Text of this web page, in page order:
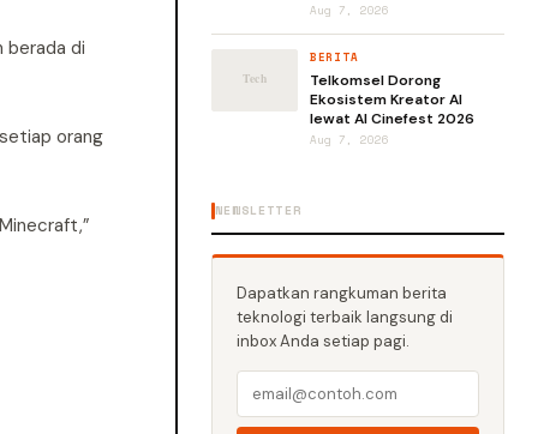
berada di
orang
Aug 7, 2026
BERITA
Telkomsel Dorong
Ekosistem Kreator AI
lewat AI Cinefest 2026
Aug 7, 2026
NEWSLETTER
Dapatkan rangkuman berita
teknologi terbaik langsung di
inbox Anda setiap pagi.